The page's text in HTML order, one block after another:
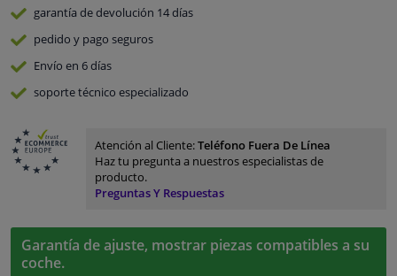
garantía de devolución 14 días
pedido y pago seguros
Envío en 6 días
soporte técnico especializado
Atención al Cliente:Teléfono Fuera De Línea
Haz tu pregunta a nuestros especialistas de
producto.
Preguntas Y Respuestas
Garantía de ajuste, mostrar piezas compatibles a su
coche.